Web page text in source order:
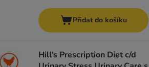
Přidat do košíku
Hill's Prescription Diet c/d